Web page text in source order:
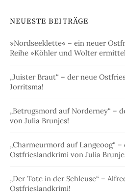
NEUESTE BEITRÄGE
»Nordseeklette« – ein neuer
Reihe »Köhler und Wolter
„Juister Braut“ – der neue
Jorritsma!
„Betrugsmord auf Norderney“ –
von Julia Brunjes!
„Charmeurmord auf Langeoog“ –
Ostfrieslandkrimi von Julia
„Der Tote in der Schleuse“ –
Ostfrieslandkrimi!